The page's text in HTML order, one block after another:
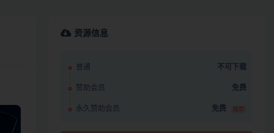
资源信息
普通 不可下载
赞助会员 免费
永久赞助会员 免费 推荐